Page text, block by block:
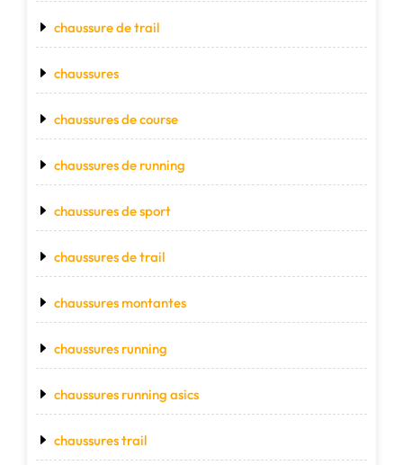
chaussure de trail
chaussures
chaussures de course
chaussures de running
chaussures de sport
chaussures de trail
chaussures montantes
chaussures running
chaussures running asics
chaussures trail